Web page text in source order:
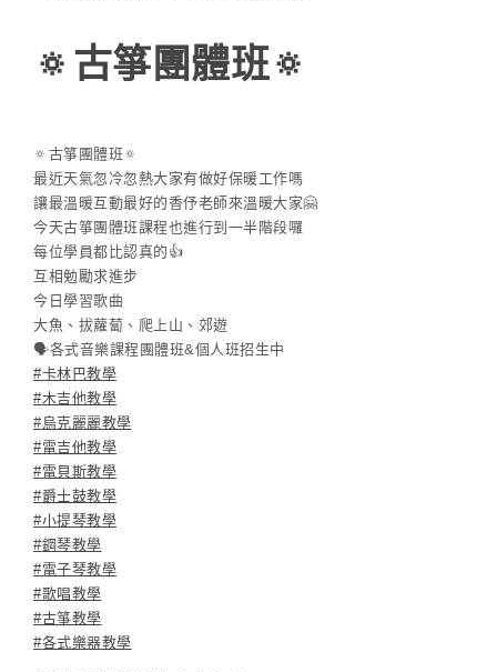
🔅古箏團體班🔅
🔅 古箏團體班🔅
最近天氣忽冷忽熱大家有做好保暖工作嗎
讓最溫暖互動最好的香伃老師來溫暖大家🤗
今天古箏團體班課程也進行到一半階段囉
每位學員都比認真的 👍
互相勉勵求進步
今日學習歌曲
大魚、拔蘿蔔、爬上山、郊遊
🗣各式音樂課程團體班&個人班招生中
#卡林巴教學
#木吉他教學
#烏克麗麗教學
#電吉他教學
#電貝斯教學
#爵士鼓教學
#小提琴教學
#鋼琴教學
#電子琴教學
#歌唱教學
#古箏教學
#各式樂器教學